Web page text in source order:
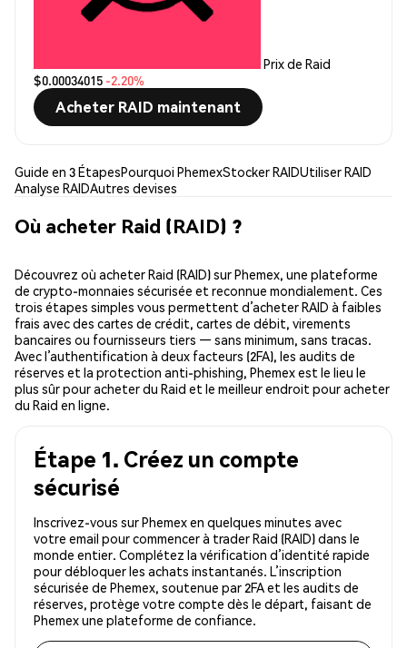
Prix de Raid
$0.00034015 -2.20%
Acheter RAID maintenant
Guide en 3 ÉtapesPourquoi PhemexStocker RAIDUtiliser RAID
Analyse RAIDAutres devises
Où acheter Raid (RAID) ?
Découvrez où acheter Raid (RAID) sur Phemex, une plateforme
de crypto-monnaies sécurisée et reconnue mondialement. Ces
trois étapes simples vous permettent d’acheter RAID à faibles
frais avec des cartes de crédit, cartes de débit, virements
bancaires ou fournisseurs tiers — sans minimum, sans tracas.
Avec l’authentification à deux facteurs (2FA), les audits de
réserves et la protection anti-phishing, Phemex est le lieu le
plus sûr pour acheter du Raid et le meilleur endroit pour acheter
du Raid en ligne.
Étape 1. Créez un compte
sécurisé
Inscrivez-vous sur Phemex en quelques minutes avec
votre email pour commencer à trader Raid (RAID) dans le
monde entier. Complétez la vérification d’identité rapide
pour débloquer les achats instantanés. L’inscription
sécurisée de Phemex, soutenue par 2FA et les audits de
réserves, protège votre compte dès le départ, faisant de
Phemex une plateforme de confiance.